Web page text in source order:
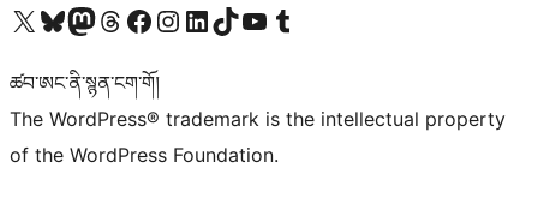
Visit our X (formerly Twitter) account
Visit our Bluesky account
Visit our Mastodon account
Visit our Threads account
Visit our Facebook page
Visit our Instagram account
Visit our LinkedIn account
Visit our TikTok account
Visit our YouTube channel
Visit our Tumblr account
ཚབ་ཨང་ནི་སྙན་ངག་གོ།
The WordPress® trademark is the intellectual property
of the WordPress Foundation.